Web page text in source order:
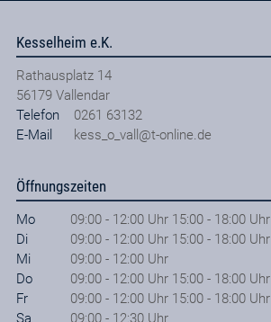
Kesselheim e.K.
Rathausplatz 14
56179 Vallendar
Telefon
0261 63132
E-Mail
kess_o_vall@t-online.de
Öffnungszeiten
Mo
09:00 - 12:00 Uhr 15:00 - 18:00 Uhr
Di
09:00 - 12:00 Uhr 15:00 - 18:00 Uhr
Mi
09:00 - 12:00 Uhr
Do
09:00 - 12:00 Uhr 15:00 - 18:00 Uhr
Fr
09:00 - 12:00 Uhr 15:00 - 18:00 Uhr
Sa
09:00 - 12:30 Uhr